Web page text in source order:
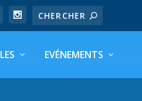
EVÉNEMENTS